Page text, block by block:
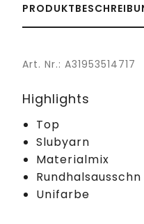
Art. Nr.: A31953514717
Highlights
Top
Slubyarn
Materialmix
Unifarbe